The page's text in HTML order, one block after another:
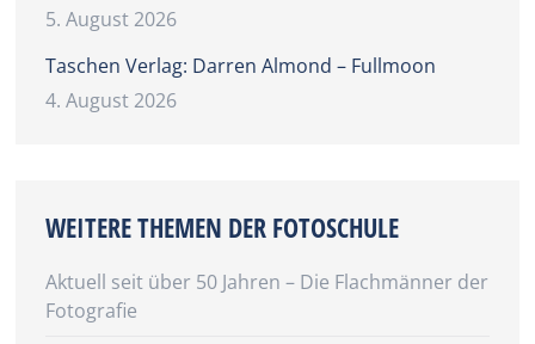
5. August 2026
Taschen Verlag: Darren Almond – Fullmoon
4. August 2026
WEITERE THEMEN DER FOTOSCHULE
Aktuell seit über 50 Jahren – Die Flachmänner der
Fotografie